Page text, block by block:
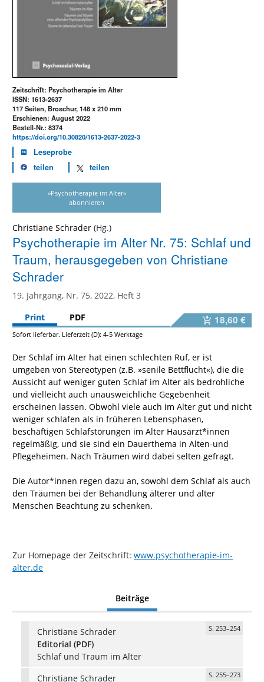
Zeitschrift: Psychotherapie im Alter
ISSN: 1613-2637
117 Seiten, Broschur, 148 x 210 mm
Erschienen: August 2022
Bestell-Nr.: 8374
https://doi.org/10.30820/1613-2637-2022-3
Leseprobe
teilen
teilen
»Psychotherapie im Alter«
abonnieren
Christiane Schrader
Psychotherapie im Alter Nr. 75: Schlaf und
Traum, herausgegeben von Christiane
Schrader
19. Jahrgang, Nr. 75, 2022, Heft 3
Print
PDF 18,60 €
Sofort lieferbar. Lieferzeit (D): 4-5 Werktage
Der Schlaf im Alter hat einen schlechten Ruf, er ist
umgeben von Stereotypen (z.B. »senile Bettflucht«), die die
Aussicht auf weniger guten Schlaf im Alter als bedrohliche
und vielleicht auch unausweichliche Gegebenheit
erscheinen lassen. Obwohl viele auch im Alter gut und nicht
weniger schlafen als in früheren Lebensphasen,
beschäftigen Schlafstörungen im Alter Hausärzt*innen
regelmäßig, und sie sind ein Dauerthema in Alten-und
Pflegeheimen. Nach Träumen wird dabei selten gefragt.
Die Autor*innen regen dazu an, sowohl dem Schlaf als auch
den Träumen bei der Behandlung älterer und alter
Menschen Beachtung zu schenken.
Zur Homepage der Zeitschrift: www.psychotherapie-im-
alter.de
Beiträge
Christiane Schrader S. 253–254
Editorial (PDF)
Schlaf und Traum im Alter
Christiane Schrader
S. 255–273